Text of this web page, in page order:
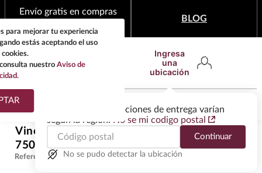
Envío gratis en compras
BLOG
Ingresa
una
ubicación
Las ofertas y las opciones de entrega varían
según la región. No se mi codigo postal
Continuar
No se pudo detectar la ubicación
¿Qué estas buscando?
Vino Rosado Viento Rosa de Uva
750 ml
$499
Referencia:VMR36097
TÉRMINOS MÁS
BUSCADOS
1.
tequila
para mejorar tu experiencia
estás aceptando el uso
nuestro Aviso de